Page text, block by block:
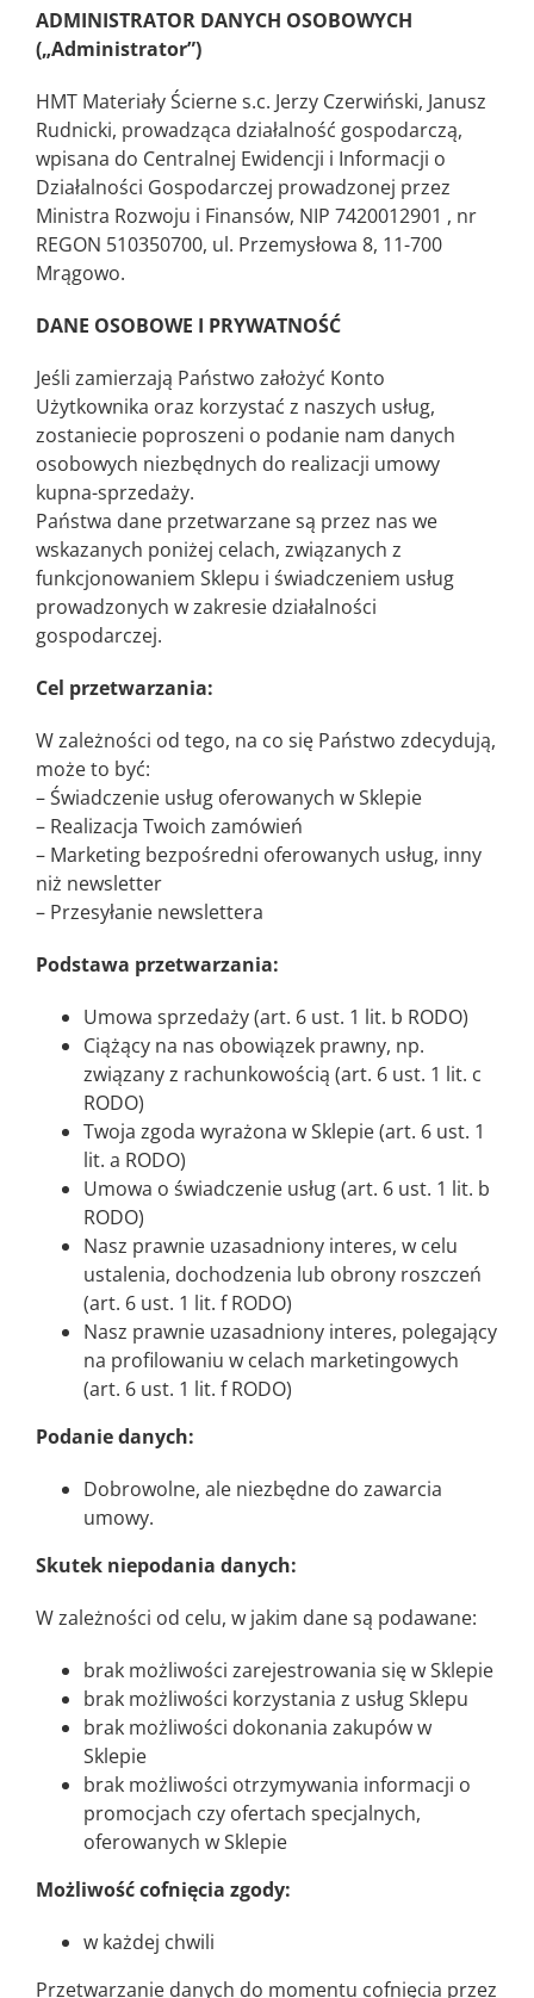
ADMINISTRATOR DANYCH OSOBOWYCH
(„Administrator”)
HMT Materiały Ścierne s.c. Jerzy Czerwiński, Janusz
Rudnicki, prowadząca działalność gospodarczą,
wpisana do Centralnej Ewidencji i Informacji o
Działalności Gospodarczej prowadzonej przez
Ministra Rozwoju i Finansów, NIP 7420012901 , nr
REGON 510350700, ul. Przemysłowa 8, 11-700
Mrągowo.
DANE OSOBOWE I PRYWATNOŚĆ
Jeśli zamierzają Państwo założyć Konto
Użytkownika oraz korzystać z naszych usług,
zostaniecie poproszeni o podanie nam danych
osobowych niezbędnych do realizacji umowy
kupna-sprzedaży.
Państwa dane przetwarzane są przez nas we
wskazanych poniżej celach, związanych z
funkcjonowaniem Sklepu i świadczeniem usług
prowadzonych w zakresie działalności
gospodarczej.
Cel przetwarzania:
W zależności od tego, na co się Państwo zdecydują,
może to być:
– Świadczenie usług oferowanych w Sklepie
– Realizacja Twoich zamówień
– Marketing bezpośredni oferowanych usług, inny
niż newsletter
– Przesyłanie newslettera
Podstawa przetwarzania:
Umowa sprzedaży (art. 6 ust. 1 lit. b RODO)
Ciążący na nas obowiązek prawny, np.
związany z rachunkowością (art. 6 ust. 1 lit. c
RODO)
Twoja zgoda wyrażona w Sklepie (art. 6 ust. 1
lit. a RODO)
Umowa o świadczenie usług (art. 6 ust. 1 lit. b
RODO)
Nasz prawnie uzasadniony interes, w celu
ustalenia, dochodzenia lub obrony roszczeń
(art. 6 ust. 1 lit. f RODO)
Nasz prawnie uzasadniony interes, polegający
na profilowaniu w celach marketingowych
(art. 6 ust. 1 lit. f RODO)
Podanie danych:
Dobrowolne, ale niezbędne do zawarcia
umowy.
Skutek niepodania danych:
W zależności od celu, w jakim dane są podawane:
brak możliwości zarejestrowania się w Sklepie
brak możliwości korzystania z usług Sklepu
brak możliwości dokonania zakupów w
Sklepie
brak możliwości otrzymywania informacji o
promocjach czy ofertach specjalnych,
oferowanych w Sklepie
Możliwość cofnięcia zgody:
w każdej chwili
Przetwarzanie danych do momentu cofnięcia przez